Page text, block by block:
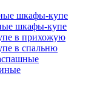
шкафы-купе
шкафы-купе
в прихожую
в спальню